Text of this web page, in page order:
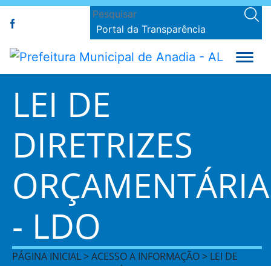
Portal da Transparência
LEI DE
DIRETRIZES
- LDO
PÁGINA INICIAL > ACESSO A INFORMAÇÃO > LEI DE